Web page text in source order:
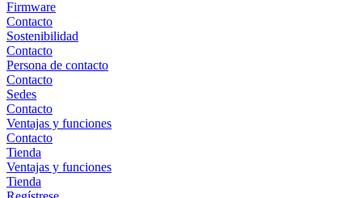
Firmware
Contacto
Sostenibilidad
Contacto
Persona de contacto
Contacto
Sedes
Contacto
Ventajas y funciones
Contacto
Tienda
Ventajas y funciones
Tienda